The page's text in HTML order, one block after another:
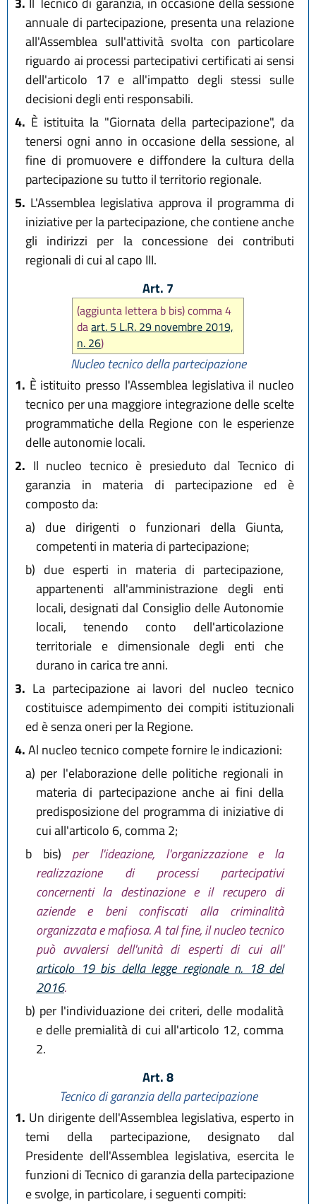
annuale di partecipazione, presenta una relazione
all'Assemblea sull'attività svolta con particolare
riguardo ai processi partecipativi certificati ai sensi
dell'articolo 17 e all'impatto degli stessi sulle
decisioni degli enti responsabili.
4. È istituita la "Giornata della partecipazione", da
tenersi ogni anno in occasione della sessione, al
fine di promuovere e diffondere la cultura della
partecipazione su tutto il territorio regionale.
5. L'Assemblea legislativa approva il programma di
iniziative per la partecipazione, che contiene anche
gli indirizzi per la concessione dei contributi
regionali di cui al capo III.
Art. 7
(aggiunta lettera b bis) comma 4
daart. 5 L.R. 29 novembre 2019,
n. 26)
Nucleo tecnico della partecipazione
1. È istituito presso l'Assemblea legislativa il nucleo
tecnico per una maggiore integrazione delle scelte
programmatiche della Regione con le esperienze
delle autonomie locali.
2. Il nucleo tecnico è presieduto dal Tecnico di
garanzia in materia di partecipazione ed è
composto da:
a) due dirigenti o funzionari della Giunta,
competenti in materia di partecipazione;
b) due esperti in materia di partecipazione,
appartenenti all'amministrazione degli enti
locali, designati dal Consiglio delle Autonomie
locali, tenendo conto dell'articolazione
territoriale e dimensionale degli enti che
durano in carica tre anni.
3. La partecipazione ai lavori del nucleo tecnico
costituisce adempimento dei compiti istituzionali
ed è senza oneri per la Regione.
4.Al nucleo tecnico compete fornire le indicazioni:
a) per l'elaborazione delle politiche regionali in
materia di partecipazione anche ai fini della
predisposizione del programma di iniziative di
cui all'articolo 6, comma 2;
b bis) per l'ideazione, l'organizzazione e la
realizzazione di processi partecipativi
concernenti la destinazione e il recupero di
aziende e beni confiscati alla criminalità
organizzata e mafiosa. A tal fine, il nucleo tecnico
può avvalersi dell'unità di esperti di cui all'
articolo 19 bis della legge regionale n. 18 del
2016.
b) per l'individuazione dei criteri, delle modalità
e delle premialità di cui all'articolo 12, comma
2.
Art. 8
Tecnico di garanzia della partecipazione
1. Un dirigente dell'Assemblea legislativa, esperto in
temi della partecipazione, designato dal
Presidente dell'Assemblea legislativa, esercita le
funzioni di Tecnico di garanzia della partecipazione
e svolge, in particolare, i seguenti compiti: